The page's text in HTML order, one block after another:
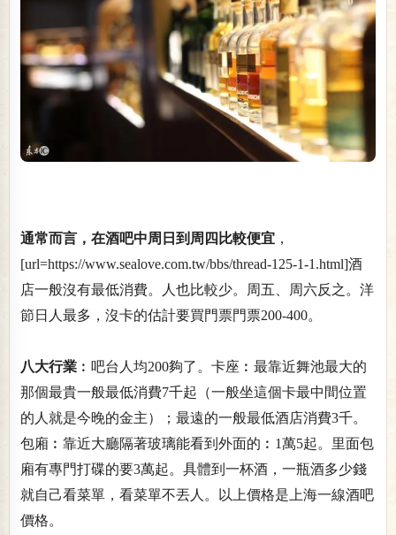
通常而言，在酒吧中周日到周四比較便宜 ，
[url=https://www.sealove.com.tw/bbs/thread-125-1-1.html]酒
店一般沒有最低消費。人也比較少。周五、周六反之。洋
節日人最多，沒卡的估計要買門票門票200-400。
八大行業 ︰吧台人均200夠了。卡座︰最靠近舞池最大的
那個最貴一般最低消費7千起（一般坐這個卡最中間位置
的人就是今晚的金主）；最遠的一般最低酒店消費3千。
包廂︰靠近大廳隔著玻璃能看到外面的︰1萬5起。里面包
廂有專門打碟的要3萬起。具體到一杯酒，一瓶酒多少錢
就自己看菜單，看菜單不丟人。以上價格是上海一線酒吧
價格。